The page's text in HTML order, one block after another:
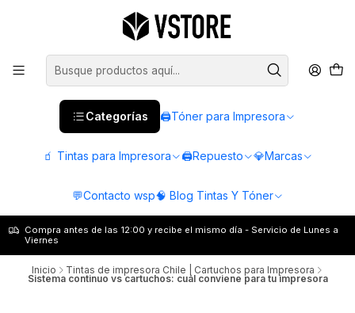
Categorías 🖨️Tóner para Impresora
🧃 Tintas para Impresora 🖨️Repuesto 💎Marcas
💬Contacto wsp🧠 Blog Tintas Y Tóner
Compra antes de las 12:00 y recibe el mismo día - Servicio de Lunes a
Viernes
Inicio Tintas de impresora Chile | Cartuchos para Impresora
Sistema continuo vs cartuchos: cuál conviene para tu impresora